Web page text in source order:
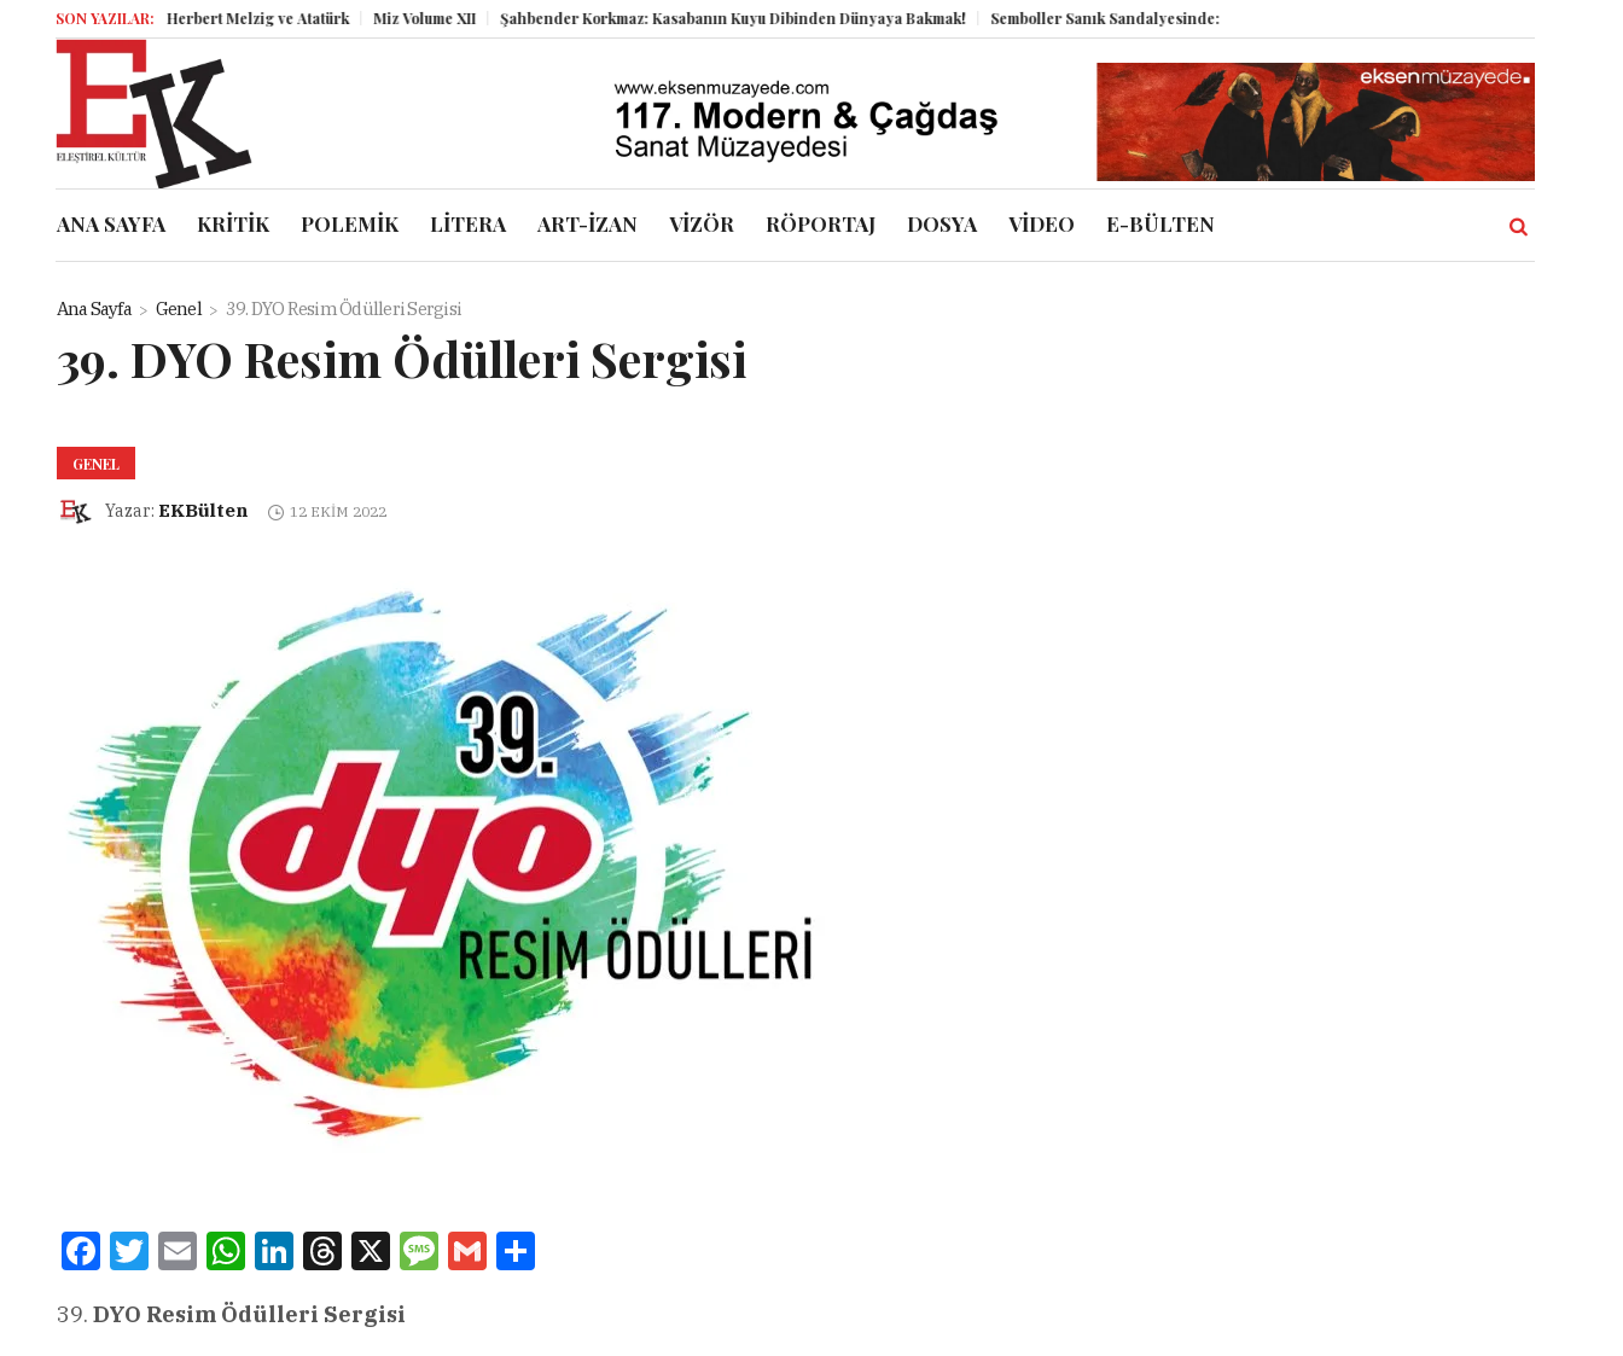
SON YAZILAR:Herbert Melzig ve Atatürk Miz Volume XII Şahbender Korkmaz: Kasabanın Kuyu Dibinden Dünyaya Bakmak! Semboller Sanık Sandalyesinde: Epstein vakası kadim tanrıları nasıl komplo kanıtına
ANA SAYFA KRİTİK POLEMİK LİTERA ART-İZAN VİZÖR RÖPORTAJ DOSYA VİDEO E-BÜLTEN
Ana Sayfa Genel 39. DYO Resim Ödülleri Sergisi
39. DYO Resim Ödülleri Sergisi
GENEL
Yazar: EKBülten 12 EKIM 2022
FacebookTwitterEmail WhatsAppLinkedInThreads
X Message
Gmail
DYO Resim Ödülleri Sergisi